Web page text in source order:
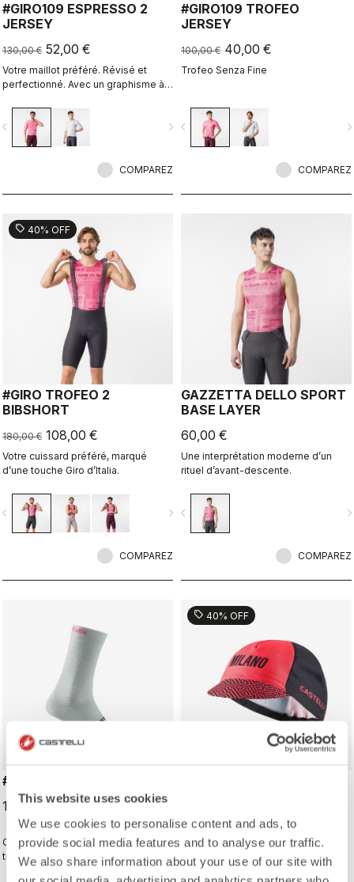
This website uses cookies
We use cookies to personalise content and ads, to
provide social media features and to analyse our traffic.
We also share information about your use of our site with
#GIRO109 ESPRESSO 2
JERSEY
130,00 € 52,00 €
Votre maillot préféré. Révisé et
perfectionné. Avec un graphisme à
navigate_next
COMPAREZ
#GIRO109 TROFEO
JERSEY
100,00 € 40,00 €
Trofeo Senza Fine
navigate_before
COMPAREZ
sell 40% OFF
#GIRO TROFEO 2
BIBSHORT
180,00 € 108,00 €
Votre cuissard préféré, marqué
d’une touche Giro d’Italia.
navigate_next
COMPAREZ
GAZZETTA DELLO SPORT
BASE LAYER
60,00 €
Une interprétation moderne d’un
rituel d’avant-descente.
navigate_before
COMPAREZ
#GIRO LOGO 18 SOCK
19,00 €
Chaussettes de cycliste
traditionnelles avec détails Giro
sell 40% OFF
Casquette de cycliste traditionnelle
qui rend hommage aux villes
emblématiques situées sur le